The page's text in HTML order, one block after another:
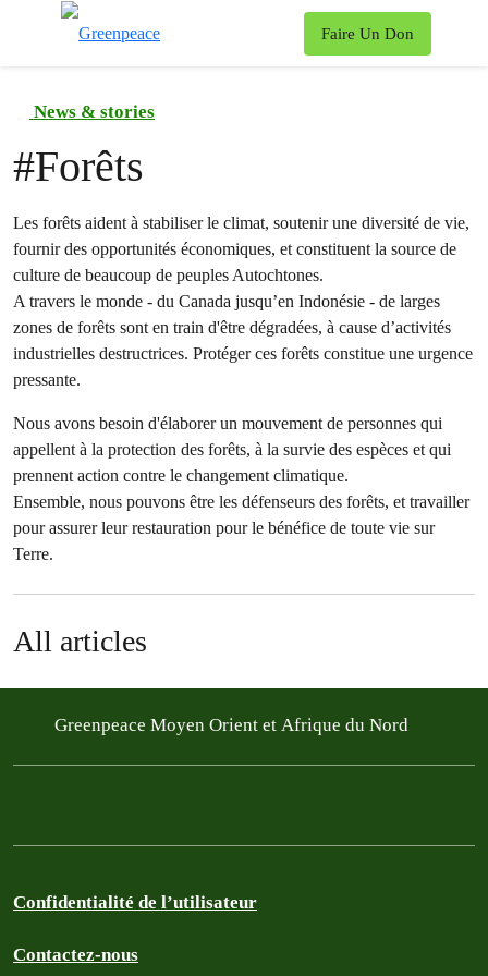
Faire Un Don
News & stories
#Forêts
Les forêts aident à stabiliser le climat, soutenir une diversité de vie,
fournir des opportunités économiques, et constituent la source de
culture de beaucoup de peuples Autochtones.
A travers le monde - du Canada jusqu’en Indonésie - de larges
zones de forêts sont en train d'être dégradées, à cause d’activités
industrielles destructrices. Protéger ces forêts constitue une urgence
pressante.
Nous avons besoin d'élaborer un mouvement de personnes qui
appellent à la protection des forêts, à la survie des espèces et qui
prennent action contre le changement climatique.
Ensemble, nous pouvons être les défenseurs des forêts, et travailler
pour assurer leur restauration pour le bénéfice de toute vie sur
Terre.
All articles
Greenpeace Moyen Orient et Afrique du Nord
Confidentialité de l’utilisateur
Contactez-nous